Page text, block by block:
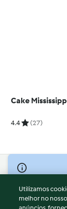
Cake
4.4 (27)
© Copyright 2026
Termos de
Aviso sobre
Utilizamos
melhor no